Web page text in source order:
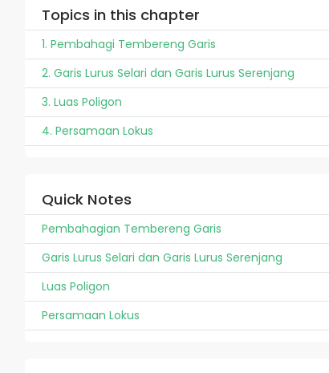
Topics in this chapter
1. Pembahagi Tembereng Garis
2. Garis Lurus Selari dan Garis Lurus Serenjang
3. Luas Poligon
4. Persamaan Lokus
Quick Notes
Pembahagian Tembereng Garis
Garis Lurus Selari dan Garis Lurus Serenjang
Luas Poligon
Persamaan Lokus